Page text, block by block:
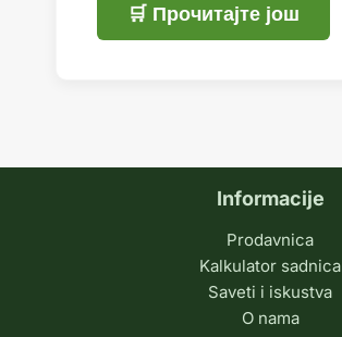
Прочитајте још
Informacije
Prodavnica
Kalkulator sadnica
Saveti i iskustva
O nama